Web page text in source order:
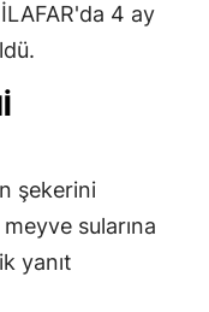
4 ay
şekerini
sularına
yanıt